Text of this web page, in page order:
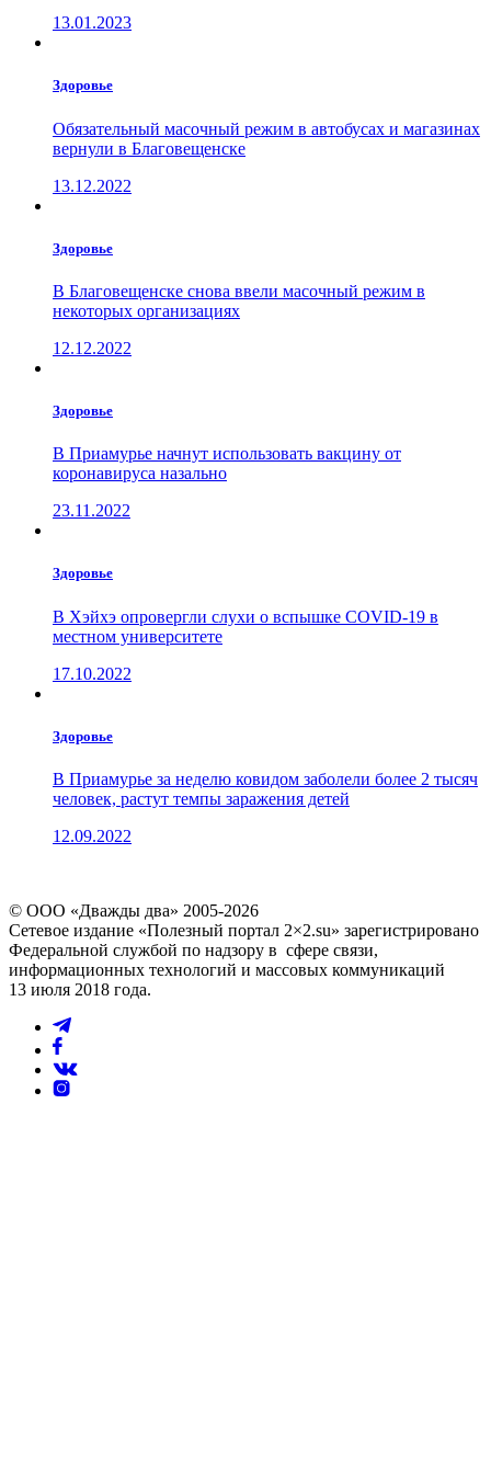
13.01.2023
Здоровье
Обязательный масочный режим в автобусах и магазинах
вернули в Благовещенске
13.12.2022
Здоровье
В Благовещенске снова ввели масочный режим в
некоторых организациях
12.12.2022
Здоровье
В Приамурье начнут использовать вакцину от
коронавируса назально
23.11.2022
Здоровье
В Хэйхэ опровергли слухи о вспышке COVID-19 в
местном университете
17.10.2022
Здоровье
В Приамурье за неделю ковидом заболели более 2 тысяч
человек, растут темпы заражения детей
12.09.2022
© ООО «Дважды два» 2005-2026
Сетевое издание «Полезный портал 2×2.su» зарегистрировано
Федеральной службой по надзору в сфере связи,
информационных технологий и массовых коммуникаций
13 июля 2018 года.